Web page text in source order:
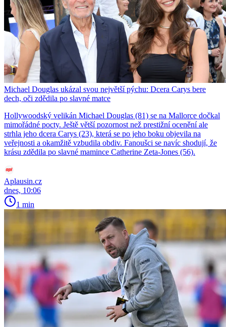
Michael Douglas ukázal svou největší pýchu: Dcera Carys bere
dech, oči zdědila po slavné matce
Hollywoodský velikán Michael Douglas (81) se na Mallorce dočkal
mimořádné pocty. Ještě větší pozornost než prestižní ocenění ale
strhla jeho dcera Carys (23), která se po jeho boku objevila na
veřejnosti a okamžitě vzbudila obdiv. Fanoušci se navíc shodují, že
krásu zdědila po slavné mamince Catherine Zeta-Jones (56).
Aplausin.cz
dnes, 10:06
1 min